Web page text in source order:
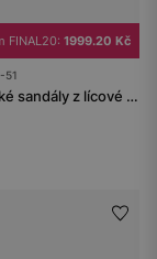
FINAL20: 1999.20 Kč
51
Černé dámské sandály z lícové kůže